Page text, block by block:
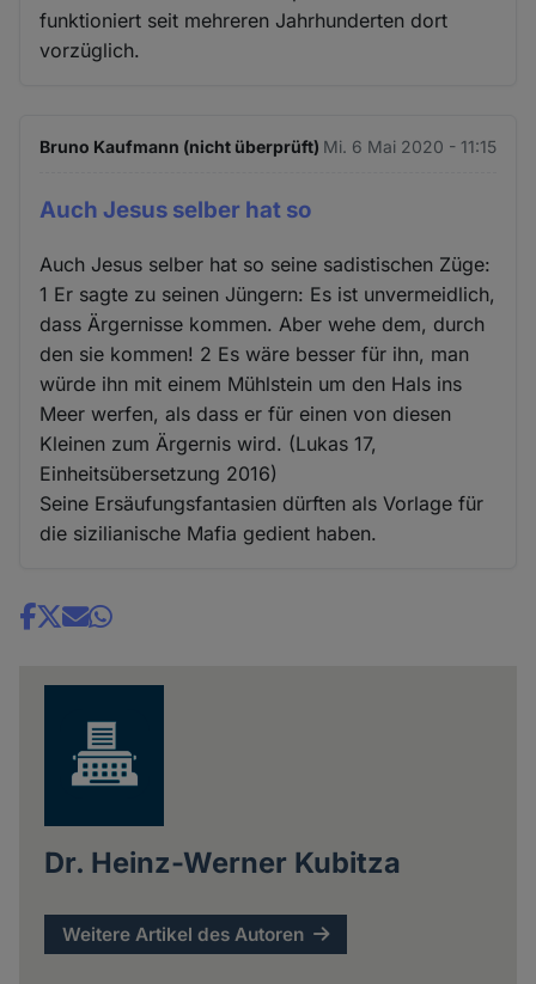
funktioniert seit mehreren Jahrhunderten dort
vorzüglich.
Bruno Kaufmann (nicht überprüft) Mi. 6 Mai 2020 - 11:15
Auch Jesus selber hat so
Auch Jesus selber hat so seine sadistischen Züge:
1 Er sagte zu seinen Jüngern: Es ist unvermeidlich,
dass Ärgernisse kommen. Aber wehe dem, durch
den sie kommen! 2 Es wäre besser für ihn, man
würde ihn mit einem Mühlstein um den Hals ins
Meer werfen, als dass er für einen von diesen
Kleinen zum Ärgernis wird. (Lukas 17,
Einheitsübersetzung 2016)
Seine Ersäufungsfantasien dürften als Vorlage für
die sizilianische Mafia gedient haben.
Share
Dr. Heinz-Werner Kubitza
Weitere Artikel des Autoren